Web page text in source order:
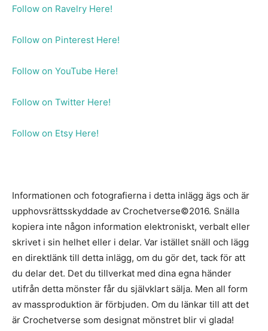
Follow on Ravelry Here!
Follow on Pinterest Here!
Follow on YouTube Here!
Follow on Twitter Here!
Follow on Etsy Here!
Informationen och fotografierna i detta inlägg ägs och är
upphovsrättsskyddade av Crochetverse©2016. Snälla
kopiera inte någon information elektroniskt, verbalt eller
skrivet i sin helhet eller i delar. Var istället snäll och lägg
en direktlänk till detta inlägg, om du gör det, tack för att
du delar det. Det du tillverkat med dina egna händer
utifrån detta mönster får du självklart sälja. Men all form
av massproduktion är förbjuden. Om du länkar till att det
är Crochetverse som designat mönstret blir vi glada!